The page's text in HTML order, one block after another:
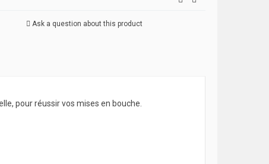
Ask a question about this product
pour réussir vos mises en bouche.